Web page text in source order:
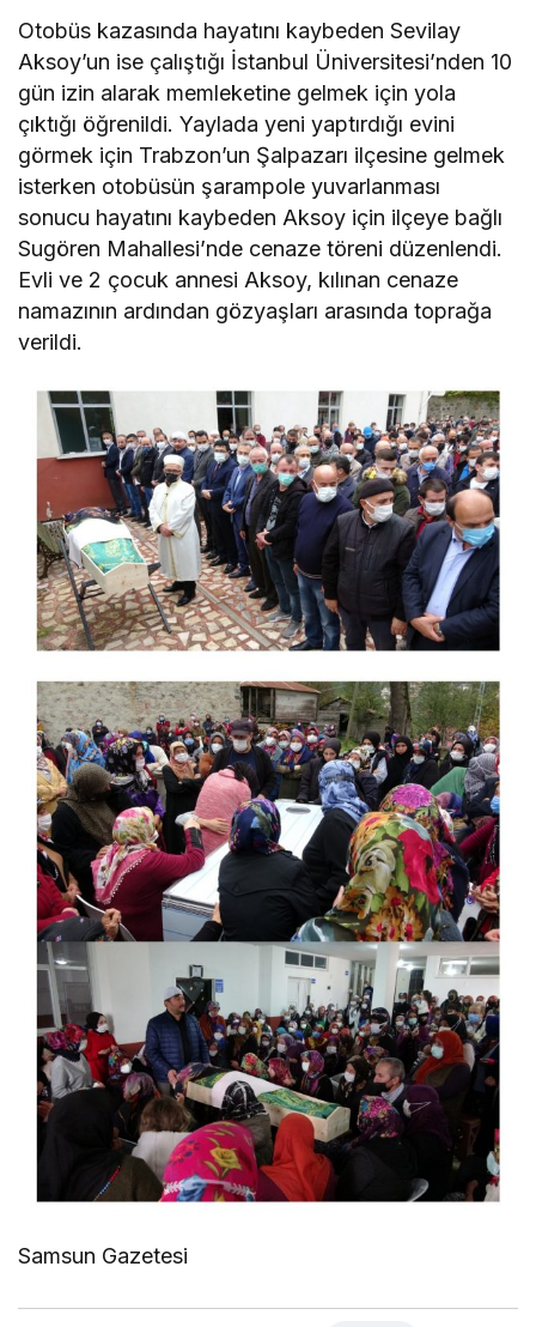
Otobüs kazasında hayatını kaybeden Sevilay
Aksoy’un ise çalıştığı İstanbul Üniversitesi’nden 10
gün izin alarak memleketine gelmek için yola
çıktığı öğrenildi. Yaylada yeni yaptırdığı evini
görmek için Trabzon’un Şalpazarı ilçesine gelmek
isterken otobüsün şarampole yuvarlanması
sonucu hayatını kaybeden Aksoy için ilçeye bağlı
Sugören Mahallesi’nde cenaze töreni düzenlendi.
Evli ve 2 çocuk annesi Aksoy, kılınan cenaze
namazının ardından gözyaşları arasında toprağa
verildi.
Samsun Gazetesi